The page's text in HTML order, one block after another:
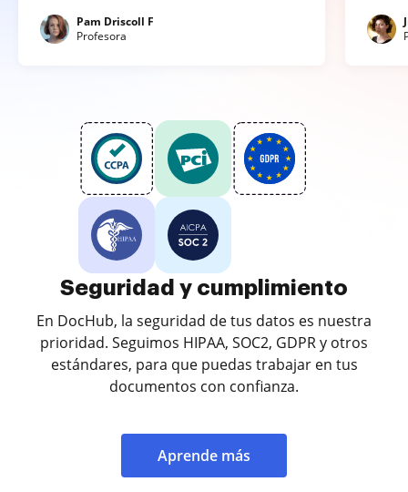
Pam Driscoll F
Profesora
Seguridad y cumplimiento
En DocHub, la seguridad de tus datos es nuestra
prioridad. Seguimos HIPAA, SOC2, GDPR y otros
estándares, para que puedas trabajar en tus
documentos con confianza.
Aprende más